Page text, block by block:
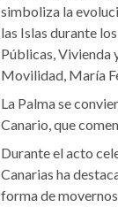
simboliza la
las Islas durante
Públicas, Vivienda
Movilidad, María
La Palma se
Canario, que
Durante el acto
Canarias ha
forma de